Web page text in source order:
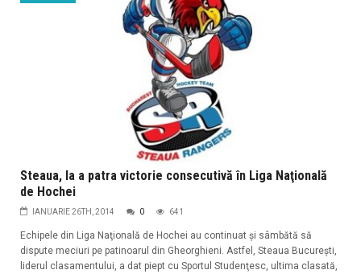
Steaua, la a patra victorie consecutivă în Liga Naţională
de Hochei
IANUARIE 26TH, 2014 0 641
Echipele din Liga Naţională de Hochei au continuat şi sâmbătă să
dispute meciuri pe patinoarul din Gheorghieni. Astfel, Steaua Bucureşti,
liderul clasamentului, a dat piept cu Sportul Studenţesc, ultima clasată,